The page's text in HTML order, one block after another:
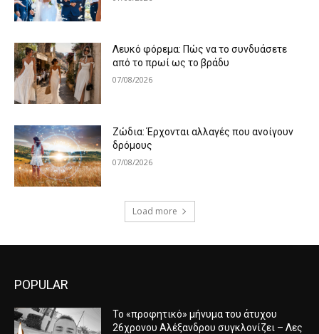
Λευκό φόρεμα: Πώς να το συνδυάσετε
από το πρωί ως το βράδυ
07/08/2026
Ζώδια: Έρχονται αλλαγές που ανοίγουν
δρόμους
07/08/2026
Load more
POPULAR
Το «προφητικό» μήνυμα του άτυχου
26χρονου Αλέξανδρου συγκλονίζει – Λες